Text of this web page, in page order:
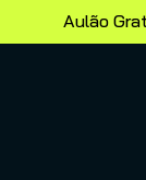
Aulão